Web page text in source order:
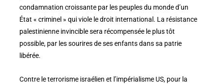
condamnation croissante par les peuples du monde d’un
État « criminel » qui viole le droit international. La résistance
palestinienne invincible sera récompensée le plus tôt
possible, par les sourires de ses enfants dans sa patrie
libérée.
Contre le terrorisme israélien et l’impérialisme US, pour la